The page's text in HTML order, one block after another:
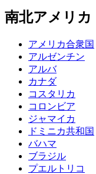
南北アメリカ
アメリカ合衆国
アルゼンチン
アルバ
カナダ
コスタリカ
コロンビア
ジャマイカ
ドミニカ共和国
バハマ
ブラジル
プエルトリコ